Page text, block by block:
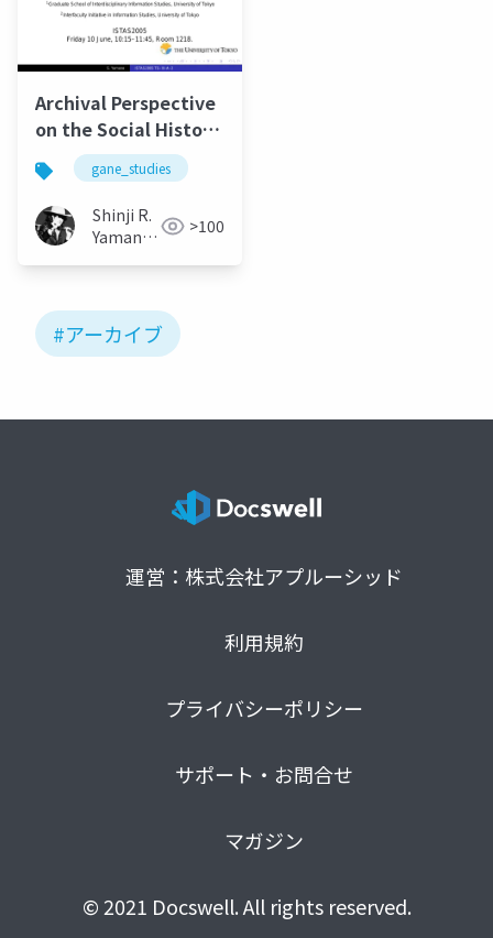
Archival Perspective
on the Social History
of Computing (2005)
gane_studies
Shinji R.
Yamane
>100
#アーカイブ
運営：株式会社アプルーシッド
利用規約
プライバシーポリシー
サポート・お問合せ
マガジン
© 2021 Docswell. All rights reserved.